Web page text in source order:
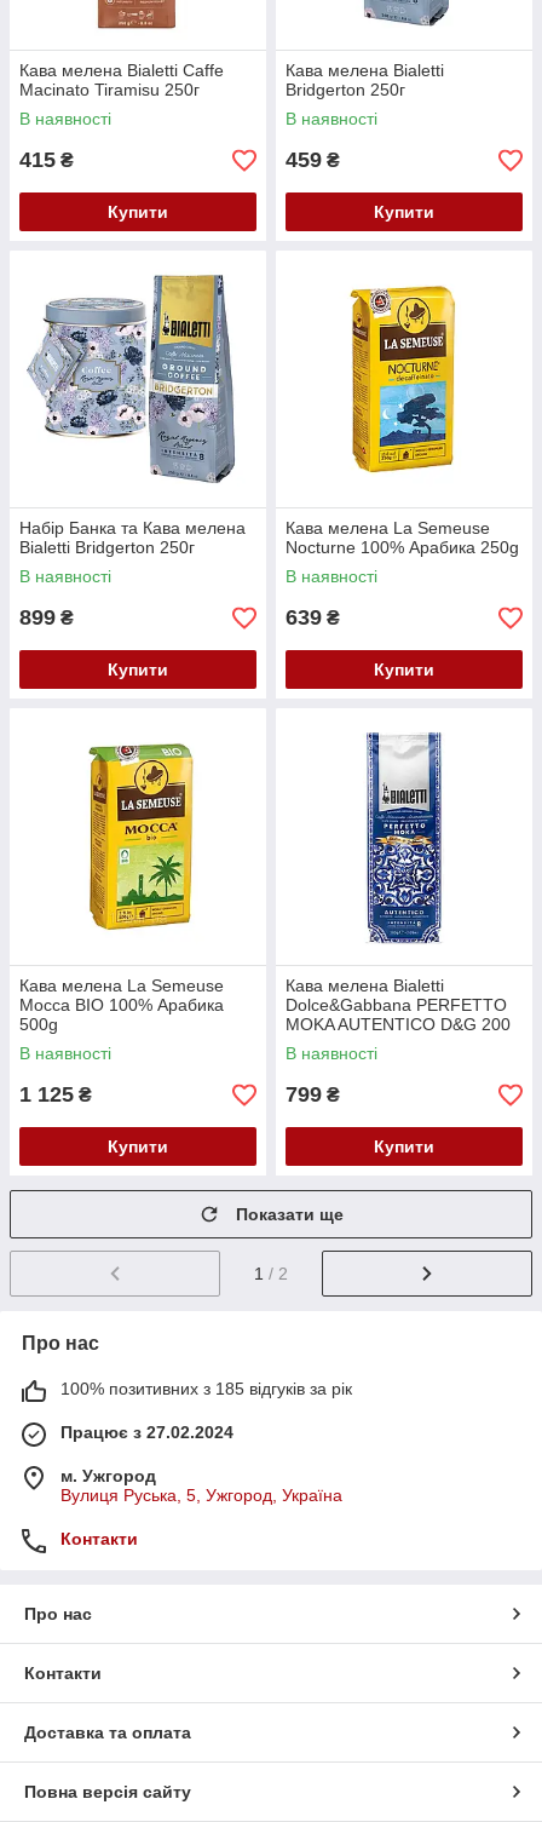
Кава мелена Bialetti Caffe
Macinato Tiramisu 250г
В наявності
415 ₴
Купити
Кава мелена Bialetti
Bridgerton 250г
В наявності
459 ₴
Купити
Набір Банка та Кава мелена
Bialetti Bridgerton 250г
В наявності
899 ₴
Купити
Кава мелена La Semeuse
Nocturne 100% Арабика 250g
В наявності
639 ₴
Купити
Кава мелена La Semeuse
Mocca BIO 100% Арабика
500g
В наявності
1 125 ₴
Купити
Кава мелена Bialetti
Dolce&Gabbana PERFETTO
MOKA AUTENTICO D&G 200
GR 096080454
В наявності
799 ₴
Купити
Показати ще
1 / 2
Про нас
100% позитивних з 185 відгуків за рік
Працює з 27.02.2024
м. Ужгород
Вулиця Руська, 5, Ужгород, Україна
Контакти
Про нас
Контакти
Доставка та оплата
Повна версія сайту